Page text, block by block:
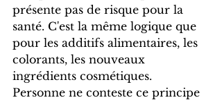
présente pas de risque pour la
santé. C'est la même logique que
pour les additifs alimentaires, les
colorants, les nouveaux
ingrédients cosmétiques.
Personne ne conteste ce principe